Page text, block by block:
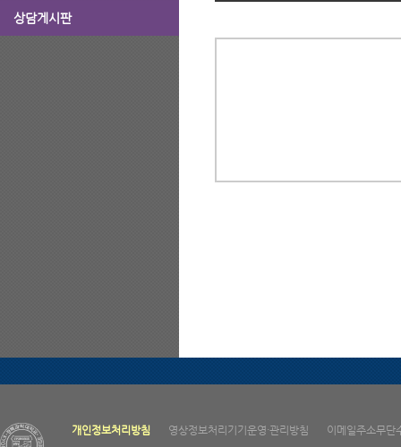
상담게시판
개인정보처리방침 영상정보처리기기운영·관리방침
이메일주소무단